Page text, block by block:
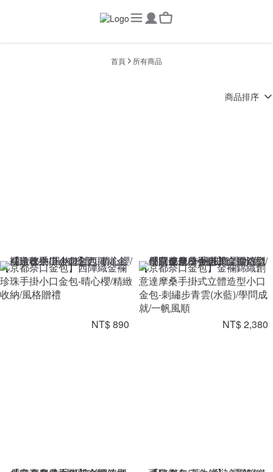
首頁 所有商品
商品排序
【京都奈口金包】西陣織金襴
珍珠手掛小口金包-晴心櫻/精緻
收納/風格贈禮
NT$ 890
【京都奈口金包】金襴錦織創
意達摩桑手掛式立體造型小口
金包-刺繡步青雲(水藍)/學問成
就/一帆風順
NT$ 2,380